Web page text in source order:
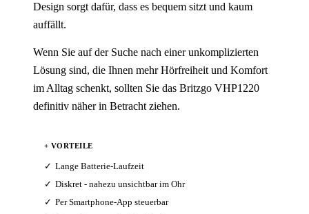
Design sorgt dafür, dass es bequem sitzt und kaum
auffällt.
Wenn Sie auf der Suche nach einer unkomplizierten
Lösung sind, die Ihnen mehr Hörfreiheit und Komfort
im Alltag schenkt, sollten Sie das Britzgo VHP1220
definitiv näher in Betracht ziehen.
+ VORTEILE
Lange Batterie-Laufzeit
Diskret - nahezu unsichtbar im Ohr
Per Smartphone-App steuerbar